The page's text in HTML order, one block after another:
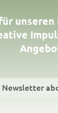
Newsletter